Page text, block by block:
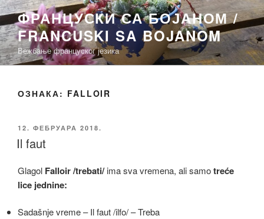
Скочи
на
садржај
ФРАНЦУСКИ СА БОЈАНОМ /
FRANCUSKI SA BOJANOM
Вежбање француског језика
ОЗНАКА: FALLOIR
ОБЈАВЉЕНО
12. ФЕБРУАРА 2018.
Il faut
Glagol Falloir/trebati/ima sva vremena, ali samotreće
lice jednine:
Sadašnje vreme – Il faut /ilfo/ – Treba